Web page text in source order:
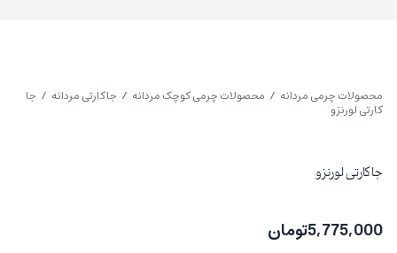
محصولات چرمی مردانه / محصولات چرمی کوچک مردانه / جاکارتی مردانه / جا
کارتی لورنزو
جا کارتی لورنزو
5,775,000تومان